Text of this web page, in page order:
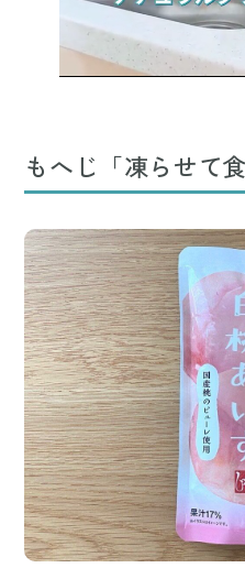
もへじ「凍らせて